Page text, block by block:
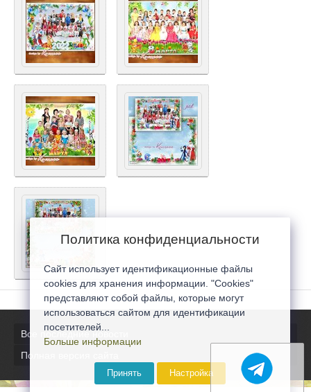
Все последние новости
Полная версия сайта
Политика конфиденциальности
Сайт использует идентификационные файлы
cookies для хранения информации. "Cookies"
представляют собой файлы, которые могут
использоваться сайтом для идентификации
посетителей...
Больше информации
Принять Настройка